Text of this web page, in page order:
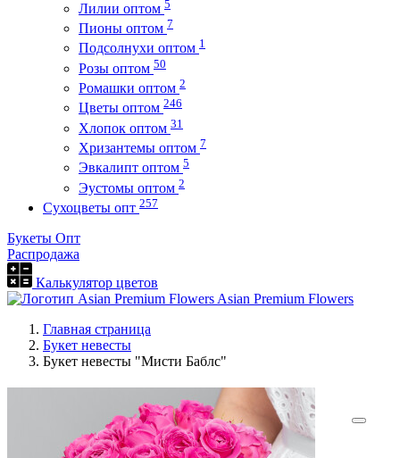
Лилии оптом 5
Пионы оптом 7
Подсолнухи оптом 1
Розы оптом 50
Ромашки оптом 2
Цветы оптом 246
Хлопок оптом 31
Хризантемы оптом 7
Эвкалипт оптом 5
Эустомы оптом 2
Сухоцветы опт 257
Букеты Опт
Распродажа
Калькулятор цветов
Asian Premium Flowers
Главная страница
Букет невесты
Букет невесты "Мисти Баблс"